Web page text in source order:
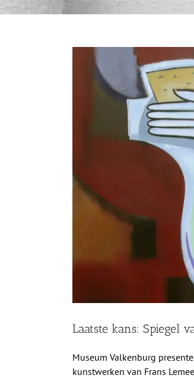
grotere
afbeelding
Laatste kans: Spiegel
Museum Valkenburg
kunstwerken van Frans